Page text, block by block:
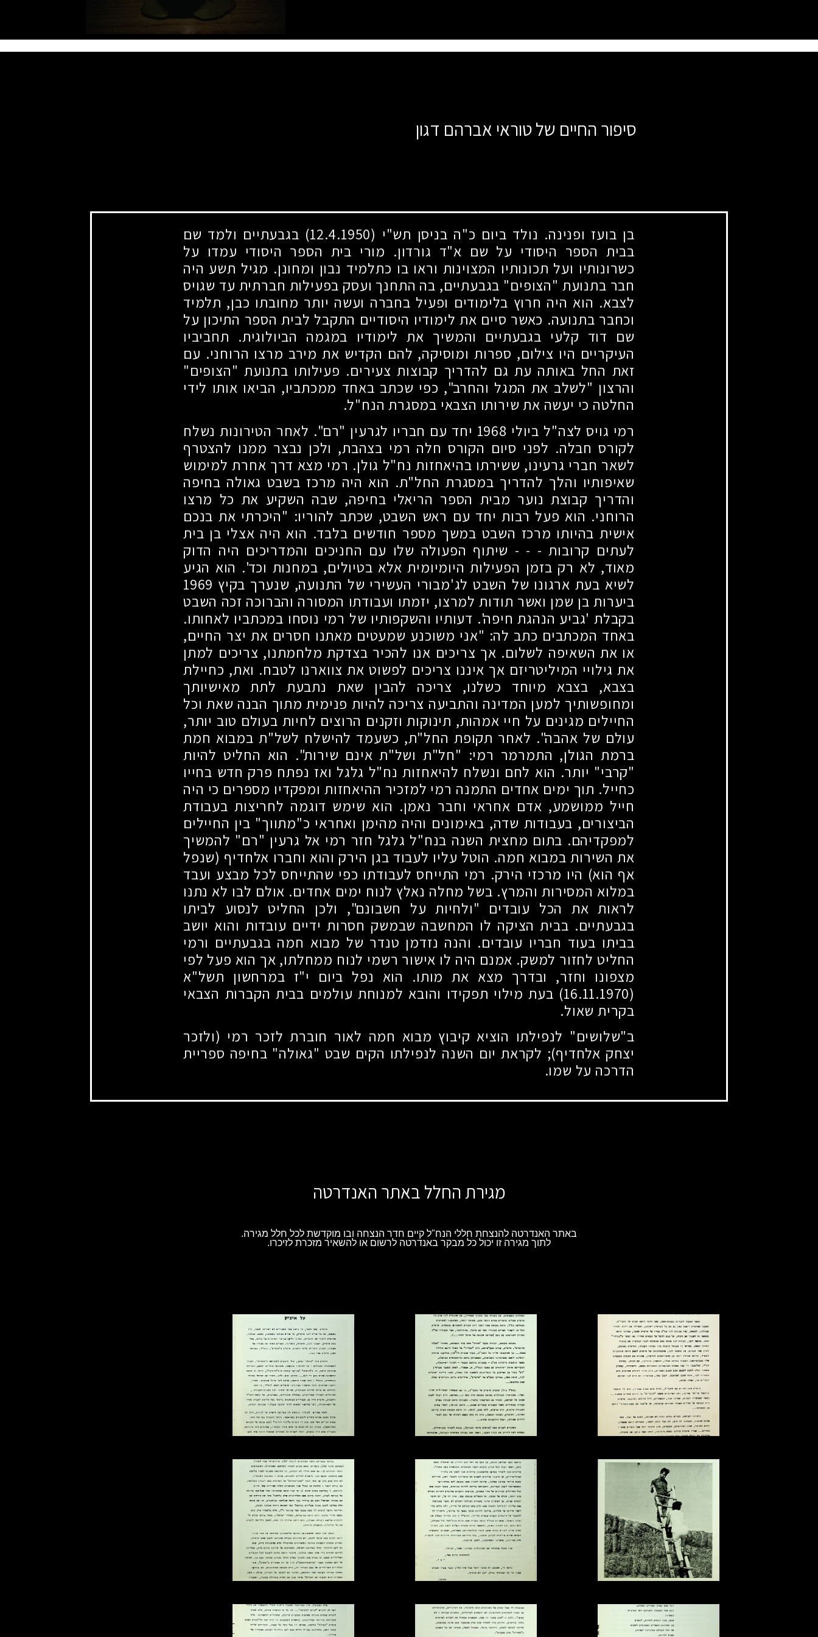
סיפור החיים של טוראי אברהם דגון
בן בועז ופנינה. נולד ביום כ"ה בניסן תש"י (12.4.1950)
בגבעתיים ולמד שם
בבית הספר היסודי על שם א"ד גורדון. מורי בית הספר היסודי עמדו על
כשרונותיו ועל תכונותיו המצוינות וראו בו כתלמיד נבון ומחונן. מגיל תשע היה
חבר בתנועת "הצופים" בגבעתיים, בה התחנך ועסק בפעילות חברתית עד שגויס
לצבא. הוא היה חרוץ בלימודים ופעיל בחברה ועשה יותר מחובתו כבן, תלמיד
וכחבר בתנועה. כאשר סיים את לימודיו היסודיים התקבל לבית הספר התיכון על
שם דוד קלעי בגבעתיים והמשיך את לימודיו במגמה הביולוגית. תחביביו
העיקריים היו צילום, ספרות ומוסיקה, להם הקדיש את מירב מרצו הרוחני. עם
זאת החל באותה עת גם להדריך קבוצות צעירים. פעילותו בתנועת "הצופים"
והרצון "לשלב את המגל והחרב", כפי שכתב באחד ממכתביו, הביאו אותו לידי
החלטה כי יעשה את שירותו הצבאי במסגרת הנח"ל.
רמי גויס לצה"ל ביולי 1968 יחד עם חבריו לגרעין "רם". לאחר הטירונות נשלח
לקורס חבלה. לפני סיום הקורס חלה רמי בצהבת, ולכן נבצר ממנו להצטרף
לשאר חברי גרעינו, ששירתו בהיאחזות נח"ל גולן. רמי מצא דרך אחרת למימוש
שאיפותיו והלך להדריך במסגרת החל"ת. הוא היה מרכז בשבט גאולה בחיפה
והדריך קבוצת נוער מבית הספר הריאלי בחיפה, שבה השקיע את כל מרצו
הרוחני. הוא פעל רבות יחד עם ראש השבט, שכתב להוריו: "היכרתי את בנכם
אישית בהיותו מרכז השבט במשך מספר חודשים בלבד. הוא היה אצלי בן בית
לעתים קרובות - - - שיתוף הפעולה שלו עם החניכים והמדריכים היה הדוק
מאוד, לא רק בזמן הפעילות היומיומית אלא בטיולים, במחנות וכד'. הוא הגיע
לשיא בעת ארגונו של השבט לג'מבורי העשירי של התנועה, שנערך בקיץ 1969
ביערות בן שמן ואשר תודות למרצו, יזמתו ועבודתו המסורה והברוכה זכה השבט
בקבלת 'גביע הנהגת חיפה'. דעותיו והשקפותיו של רמי נוסחו במכתביו לאחותו.
באחד המכתבים כתב לה: "אני משוכנע שמעטים מאתנו חסרים את יצר החיים,
או את השאיפה לשלום. אך צריכים אנו להכיר בצדקת מלחמתנו, צריכים למתן
את גילויי המיליטריזם אך איננו צריכים לפשוט את צווארנו לטבח. ואת, כחיילת
בצבא, בצבא מיוחד כשלנו, צריכה להבין שאת נתבעת לתת מאישיותך
ומחופשותיך למען המדינה והתביעה צריכה להיות פנימית מתוך הבנה שאת וכל
החיילים מגינים על חיי אמהות, תינוקות וזקנים הרוצים לחיות בעולם טוב יותר,
עולם של אהבה". לאחר תקופת החל"ת, כשעמד להישלח לשל"ת במבוא חמת
ברמת הגולן, התמרמר רמי: "חל"ת ושל"ת אינם שירות". הוא החליט להיות
"קרבי" יותר. הוא לחם ונשלח להיאחזות נח"ל גלגל ואז נפתח פרק חדש בחייו
כחייל. תוך ימים אחדים התמנה רמי למזכיר ההיאחזות ומפקדיו מספרים כי היה
חייל ממושמע, אדם אחראי וחבר נאמן. הוא שימש דוגמה לחריצות בעבודת
הביצורים, בעבודות שדה, באימונים והיה מהימן ואחראי כ"מתווך" בין החיילים
למפקדיהם. בתום מחצית השנה בנח"ל גלגל חזר רמי אל גרעין "רם" להמשיך
את השירות במבוא חמה. הוטל עליו לעבוד בגן הירק והוא וחברו אלחדיף (שנפל
אף הוא) היו מרכזי הירק. רמי התייחס לעבודתו כפי שהתייחס לכל מבצע ועבד
במלוא המסירות והמרץ. בשל מחלה נאלץ לנוח ימים אחדים. אולם לבו לא נתנו
לראות את הכל עובדים "ולחיות על חשבונם", ולכן החליט לנסוע לביתו
בגבעתיים. בבית הציקה לו המחשבה שבמשק חסרות ידיים עובדות והוא יושב
בביתו בעוד חבריו עובדים. והנה נזדמן טנדר של מבוא חמה בגבעתיים ורמי
החליט לחזור למשק. אמנם היה לו אישור רשמי לנוח ממחלתו, אך הוא פעל לפי
מצפונו וחזר, ובדרך מצא את מותו. הוא נפל ביום י"ז במרחשון תשל"א
(16.11.1970)
בעת מילוי תפקידו והובא למנוחת עולמים בבית הקברות הצבאי
בקרית שאול.
ב"שלושים" לנפילתו הוציא קיבוץ מבוא חמה לאור חוברת לזכר רמי (ולזכר
יצחק אלחדיף); לקראת יום השנה לנפילתו הקים שבט "גאולה" בחיפה ספריית
הדרכה על שמו.
מגירת החלל באתר האנדרטה
באתר האנדרטה להנצחת חללי הנח"ל קיים חדר הנצחה ובו מוקדשת לכל חלל מגירה.
לתוך מגירה זו יכול כל מבקר באנדרטה לרשום או להשאיר מזכרת לזיכרו.